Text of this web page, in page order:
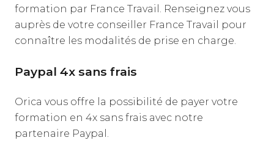
formation par France Travail. Renseignez vous
auprès de votre conseiller France Travail pour
connaître les modalités de prise en charge.
Paypal 4x sans frais
Orica vous offre la possibilité de payer votre
formation en 4x sans frais avec notre
partenaire Paypal.